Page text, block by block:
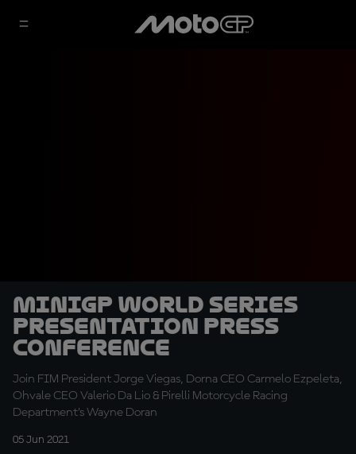
MiniGP World Series
Presentation Press
Conference
Join FIM President Jorge Viegas, Dorna CEO Carmelo Ezpeleta,
Ohvale CEO Valerio Da Lio & Pirelli Motorcycle Racing
Department’s Wayne Doran
05 Jun 2021